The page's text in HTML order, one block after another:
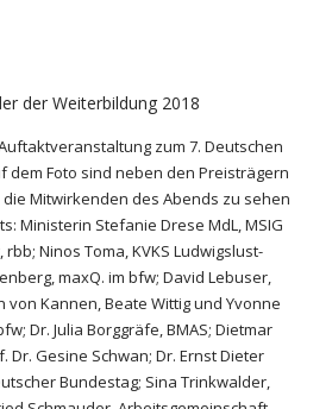
zum 7. Deutschen
dem Foto sind neben den Preisträgern
Mitwirkenden des Abends zu sehen
Ministerin Stefanie Drese MdL, MSIG
Ninos Toma, KVKS Ludwigslust-
maxQ. im bfw; David Lebuser,
von Kannen, Beate Wittig und Yvonne
Dr. Julia Borggräfe, BMAS; Dietmar
Dr. Gesine Schwan; Dr. Ernst Dieter
Bundestag; Sina Trinkwalder,